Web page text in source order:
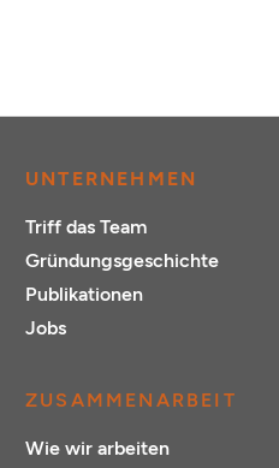
UNTERNEHMEN
Triff das Team
Gründungsgeschichte
Publikationen
Jobs
ZUSAMMENARBEIT
Wie wir arbeiten